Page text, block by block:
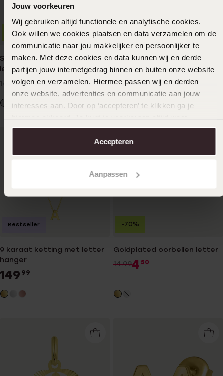
Jouw voorkeuren
Wij gebruiken altijd functionele en analytische cookies.
Ook willen we cookies plaatsen en data verzamelen om de
communicatie naar jou makkelijker en persoonlijker te
maken. Met deze cookies en data kunnen wij en derde
partijen jouw internetgedrag binnen en buiten onze website
volgen en verzamelen. Hiermee passen wij en derden
onze website, advertenties en communicatie aan jouw
interesses aan. Door op ‘accepteren’ te klikken ga je
aanpassen. Lees er meer over in onscookiebeleid.
Accepteren
Aanpassen
Stainless steel helixpiercing
letter
14.994 50
-70%
Stainless steel oorknoppen
goldplated letter voor
dames
14.994 50
-70% Waterproof
9 karaat ketting met letter
hanger
149 99
Bestseller
Goldplated oorbellen letter
14.994 50
-70%